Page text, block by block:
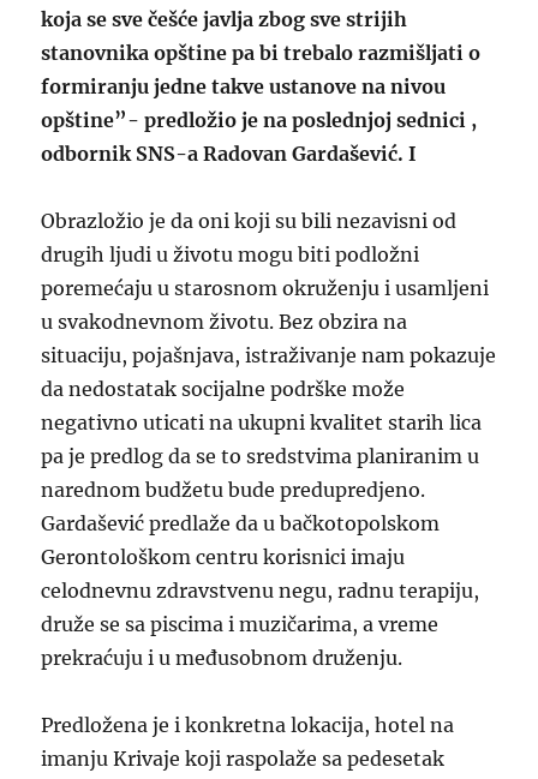
koja se sve češće javlja zbog sve strijih
stanovnika opštine pa bi trebalo razmišljati o
formiranju jedne takve ustanove na nivou
opštine”- predložio je na poslednjoj sednici ,
odbornik SNS-a Radovan Gardašević. I
Obrazložio je da oni koji su bili nezavisni od
drugih ljudi u životu mogu biti podložni
poremećaju u starosnom okruženju i usamljeni
u svakodnevnom životu. Bez obzira na
situaciju, pojašnjava, istraživanje nam pokazuje
da nedostatak socijalne podrške može
negativno uticati na ukupni kvalitet starih lica
pa je predlog da se to sredstvima planiranim u
narednom budžetu bude predupredjeno.
Gardašević predlaže da u bačkotopolskom
Gerontološkom centru korisnici imaju
celodnevnu zdravstvenu negu, radnu terapiju,
druže se sa piscima i muzičarima, a vreme
prekraćuju i u međusobnom druženju.
Predložena je i konkretna lokacija, hotel na
imanju Krivaje koji raspolaže sa pedesetak